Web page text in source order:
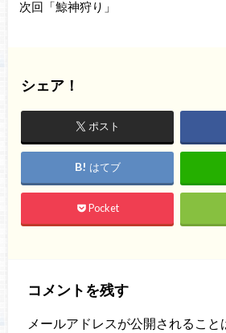
次回「鯨神狩り」
シェア！
ポスト
はてブ
Pocket
コメントを残す
メールアドレスが公開されること